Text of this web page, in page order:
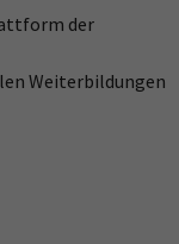
der
Weiterbildungen